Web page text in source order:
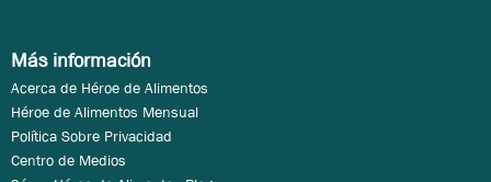
Más información
Acerca de Héroe de Alimentos
Héroe de Alimentos Mensual
Política Sobre Privacidad
Centro de Medios